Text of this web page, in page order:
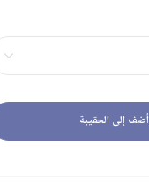
أضف إلى الحقيبة